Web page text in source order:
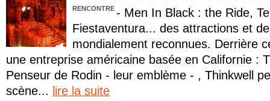
RENCONTRE - Men In Black : the Ride,
Fiestaventura... des attractions et
mondialement reconnues. Derrière
une entreprise américaine basée en Californie :
Penseur de Rodin - leur emblème - , Thinkwell
scène... lire la suite